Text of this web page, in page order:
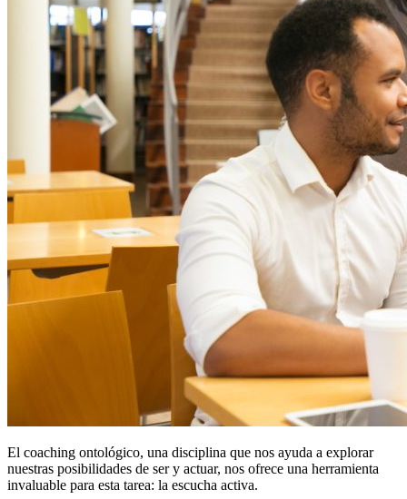
El coaching ontológico, una disciplina que nos ayuda a explorar
nuestras posibilidades de ser y actuar, nos ofrece una herramienta
invaluable para esta tarea: la escucha activa.